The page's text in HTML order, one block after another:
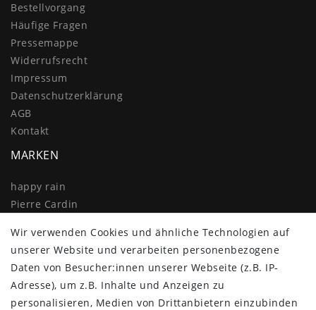
Bestellvorgang
Häufige Fragen
Pressemappe
Widerrufs­recht
Impressum
Daten­schutz­erklärung
AGB
Kontakt
MARKEN
happy rain
Pierre Cardin
Doppler
Resckodd
Dernier
Esprit
Wir verwenden Cookies und ähnliche Technologien auf
unserer Website und verarbeiten personenbezogene
Daten von Besucher:innen unserer Webseite (z.B. IP-
Adresse), um z.B. Inhalte und Anzeigen zu
personalisieren, Medien von Drittanbietern einzubinden